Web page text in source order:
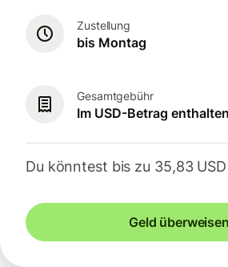
Zustellung
bis Montag
Gesamtgebühr
Im USD-Betrag enthalten
Du könntest bis zu 35,83
Geld überweisen